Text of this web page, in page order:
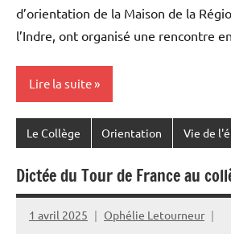
d’orientation de la Maison de la
l’Indre, ont organisé une rencontre
Lire la suite
Le Collège Orientation Vie de
Dictée du Tour de France au
1 avril 2025 Ophélie Letourneur